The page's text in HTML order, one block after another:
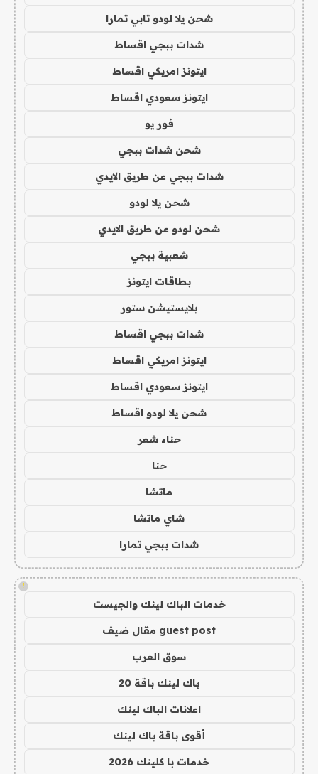
شحن يلا لودو تابي تمارا
شدات ببجي اقساط
ايتونز امريكي اقساط
ايتونز سعودي اقساط
فور يو
شحن شدات ببجي
شدات ببجي عن طريق الايدي
شحن يلا لودو
شحن لودو عن طريق الايدي
شعبية ببجي
بطاقات ايتونز
بلايستيشن ستور
شدات ببجي اقساط
ايتونز امريكي اقساط
ايتونز سعودي اقساط
شحن يلا لودو اقساط
حناء شعر
حنا
ماتشا
شاي ماتشا
شدات ببجي تمارا
!
خدمات الباك لينك والجيست
guest post مقال ضيف
سوق العرب
باك لينك باقة 20
اعلانات الباك لينك
أقوى باقة باك لينك
خدمات با كلينك 2026